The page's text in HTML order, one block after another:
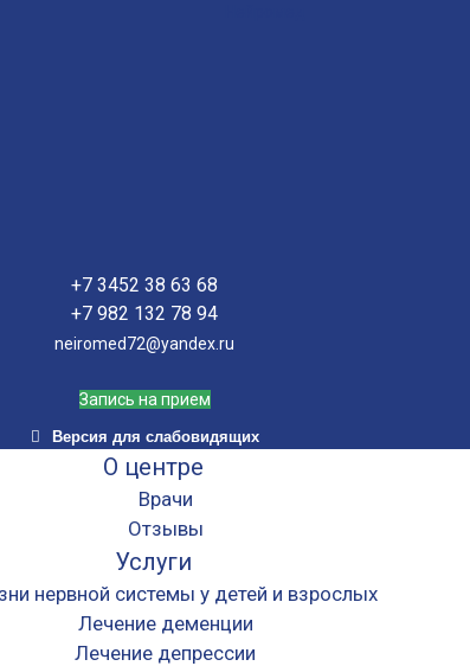
+7 3452 38 63 68
+7 982 132 78 94
neiromed72@yandex.ru
Запись на прием
Версия для слабовидящих
О центре
Врачи
Отзывы
Услуги
нервной системы у детей и взрослых
Лечение деменции
Лечение депрессии